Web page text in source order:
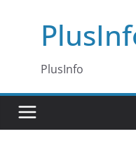
PlusInfo